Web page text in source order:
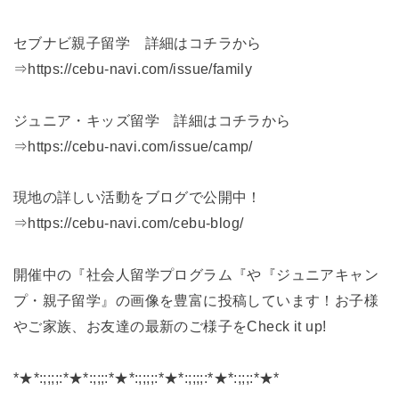
セブナビ親子留学 詳細はコチラから
⇒https://cebu-navi.com/issue/family
ジュニア・キッズ留学 詳細はコチラから
⇒https://cebu-navi.com/issue/camp/
現地の詳しい活動‍‍‍をブログで公開中！
⇒https://cebu-navi.com/cebu-blog/
開催中の『社会人留学プログラム『や『ジュニアキャン
プ・親子留学』の画像を豊富に投稿しています！お子様
やご家族、お友達の最新のご様子をCheck it up!
*★*:;;;;:*★*:;;;:*★*:;;;;:*★*:;;;;:*★*:;;;:*★*